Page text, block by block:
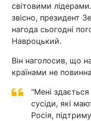
світовими
звісно, президент
нагода сьогодні
Навроцький.
Він наголосив, що
країнами не
"Мені
сусіди, які
Росія,